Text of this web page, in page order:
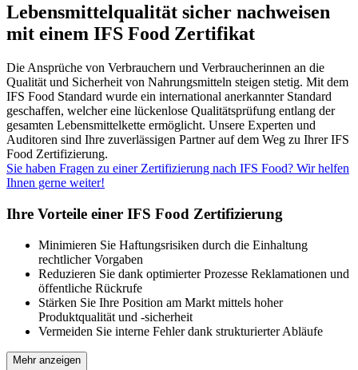
Lebensmittelqualität sicher nachweisen
mit einem IFS Food Zertifikat
Die Ansprüche von Verbrauchern und Verbraucherinnen an die
Qualität und Sicherheit von Nahrungsmitteln steigen stetig. Mit dem
IFS Food Standard wurde ein international anerkannter Standard
geschaffen, welcher eine lückenlose Qualitätsprüfung entlang der
gesamten Lebensmittelkette ermöglicht. Unsere Experten und
Auditoren sind Ihre zuverlässigen Partner auf dem Weg zu Ihrer IFS
Food Zertifizierung.
Sie haben Fragen zu einer Zertifizierung nach IFS Food? Wir helfen
Ihnen gerne weiter!
Ihre Vorteile einer IFS Food Zertifizierung
Minimieren Sie Haftungsrisiken durch die Einhaltung
rechtlicher Vorgaben
Reduzieren Sie dank optimierter Prozesse Reklamationen und
öffentliche Rückrufe
Stärken Sie Ihre Position am Markt mittels hoher
Produktqualität und -sicherheit
Vermeiden Sie interne Fehler dank strukturierter Abläufe
Mehr anzeigen